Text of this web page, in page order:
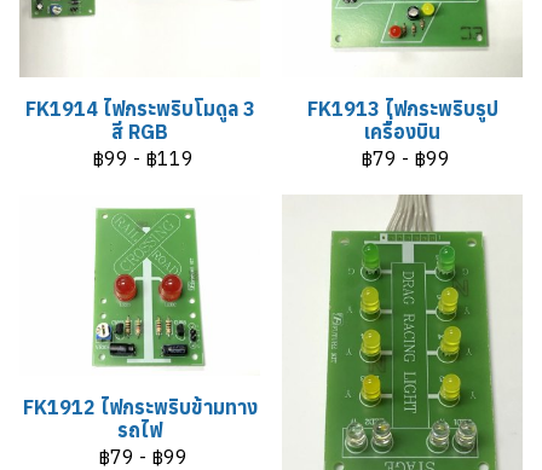
FK1914 ไฟกระพริบโมดูล 3
สี RGB
฿99 - ฿119
FK1913 ไฟกระพริบรูป
เครื่องบิน
฿79 - ฿99
FK1912 ไฟกระพริบข้ามทาง
รถไฟ
฿79 - ฿99